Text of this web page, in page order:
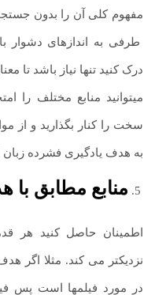
مفهوم کلی آن را بدون
طرفی به اندازه­ای دشوار
درک کنید تنها نیاز باشد تا
می­توانید منابع مختلف را
سخت را کنار بگذارید و از
به هدف یادگیری فشرده زبان
منابع مطابق با
اطمینان حاصل کنید هر
نزدیکتر می کند. مثلا اگر
در مورد فیلم­ها است پس